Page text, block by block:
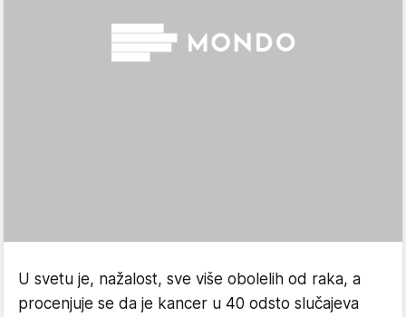
U svetu je, nažalost, sve više obolelih od raka, a
procenjuje se da je kancer u 40 odsto slučajeva